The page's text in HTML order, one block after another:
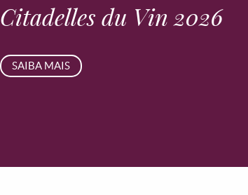
Citadelles du Vin 2026
SAIBA MAIS